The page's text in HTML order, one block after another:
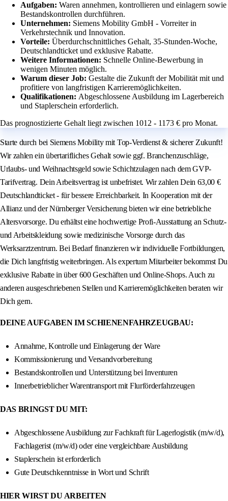
Aufgaben: Waren annehmen, kontrollieren und einlagern sowie
Bestandskontrollen durchführen.
Unternehmen: Siemens Mobility GmbH - Vorreiter in
Verkehrstechnik und Innovation.
Vorteile: Überdurchschnittliches Gehalt, 35-Stunden-Woche,
Deutschlandticket und exklusive Rabatte.
Weitere Informationen: Schnelle Online-Bewerbung in
wenigen Minuten möglich.
Warum dieser Job: Gestalte die Zukunft der Mobilität mit und
profitiere von langfristigen Karrieremöglichkeiten.
Qualifikationen: Abgeschlossene Ausbildung im Lagerbereich
und Staplerschein erforderlich.
Das prognostizierte Gehalt liegt zwischen 1012 - 1173 € pro Monat.
Starte durch bei Siemens Mobility mit Top-Verdienst & sicherer Zukunft!
Wir zahlen ein übertarifliches Gehalt sowie ggf. Branchenzuschläge,
Urlaubs- und Weihnachtsgeld sowie Schichtzulagen nach dem GVP-
Tarifvertrag. Dein Arbeitsvertrag ist unbefristet. Wir zahlen Dein 63,00 €
Deutschlandticket - für bessere Erreichbarkeit. In Kooperation mit der
Allianz und der Nürnberger Versicherung bieten wir eine betriebliche
Altersvorsorge. Du erhältst eine hochwertige Profi-Ausstattung an Schutz-
und Arbeitskleidung sowie medizinische Vorsorge durch das
Werksarztzentrum. Bei Bedarf finanzieren wir individuelle Fortbildungen,
die Dich langfristig weiterbringen. Als expertum Mitarbeiter bekommst Du
exklusive Rabatte in über 600 Geschäften und Online-Shops. Auch zu
anderen ausgeschriebenen Stellen und Karrieremöglichkeiten beraten wir
Dich gern.
DEINE AUFGABEN IM SCHIENENFAHRZEUGBAU:
Annahme, Kontrolle und Einlagerung der Ware
Kommissionierung und Versandvorbereitung
Bestandskontrollen und Unterstützung bei Inventuren
Innerbetrieblicher Warentransport mit Flurförderfahrzeugen
DAS BRINGST DU MIT:
Abgeschlossene Ausbildung zur Fachkraft für Lagerlogistik (m/w/d),
Fachlagerist (m/w/d) oder eine vergleichbare Ausbildung
Staplerschein ist erforderlich
Gute Deutschkenntnisse in Wort und Schrift
HIER WIRST DU ARBEITEN